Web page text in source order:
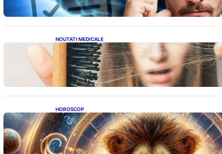
NOUTATI MEDICALE
Semnele unei deficiențe de proteine:
Impactul asupra sănătății tale
HOROSCOP
Portalul Leului 8/8: Oportunități de
Abundență pentru Cinci Zodii în 2026